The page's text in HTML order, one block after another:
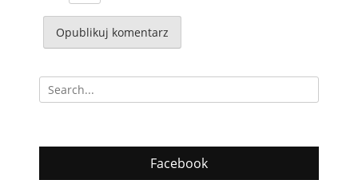
Szukaj
Facebook